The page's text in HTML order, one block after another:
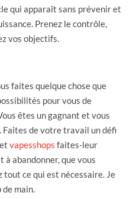
qui apparaît sans prévenir et
Prenez le contrôle,
vos objectifs.
faites quelque chose que
pour vous de
êtes un gagnant et vous
Faites de votre travail un défi
vapesshops faites-leur
à abandonner, que vous
ce qui est nécessaire. Je
main.